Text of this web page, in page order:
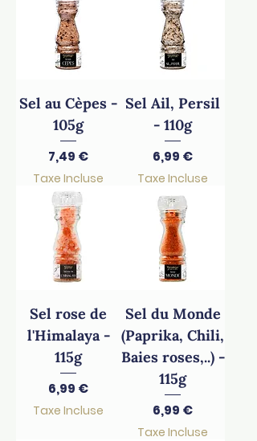
Sel au Cèpes -
105g
Prix
7,49 €
Taxe Incluse
Sel Ail, Persil
- 110g
Prix
6,99 €
Taxe Incluse
Sel rose de
l'Himalaya -
115g
Prix
6,99 €
Taxe Incluse
Sel du Monde
(Paprika, Chili,
Baies roses,..) -
115g
Prix
6,99 €
Taxe Incluse